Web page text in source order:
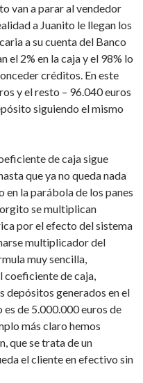
van a parar al vendedor
a Juanito le llegan los
a su cuenta del Banco
el 2% en la caja y el 98% lo
créditos. En este
y el resto – 96.040 euros
siguiendo el mismo
de caja sigue
que ya no queda nada
la parábola de los panes
se multiplican
por el efecto del sistema
multiplicador del
muy sencilla,
de caja,
depósitos generados en el
de 5.000.000 euros de
más claro hemos
que se trata de un
el cliente en efectivo sin